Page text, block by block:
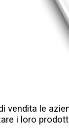
vendita le
i loro